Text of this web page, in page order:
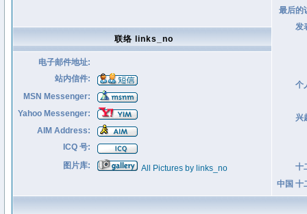
最后的
发
个
兴
十
中国 十
联络 links_no
电子邮件地址:
站内信件:
MSN Messenger:
Yahoo Messenger:
AIM Address:
ICQ 号:
图片库:
All Pictures by links_no